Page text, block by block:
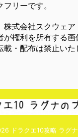
リーです。
株式会社スクウェ
が権利を所有する画
・配布は禁止いた
ドラクエ10攻略 ラグ